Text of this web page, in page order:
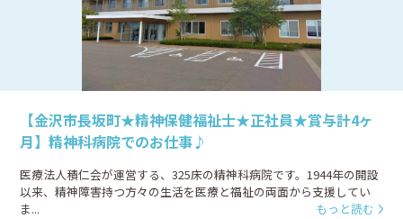
【金沢市長坂町★精神保健福祉士★正社員★賞与計4ヶ
月】精神科病院でのお仕事♪
医療法人積仁会が運営する、325床の精神科病院です。1944年の開設
以来、精神障害持つ方々の生活を医療と福祉の両面から支援してい
ま...
もっと読む